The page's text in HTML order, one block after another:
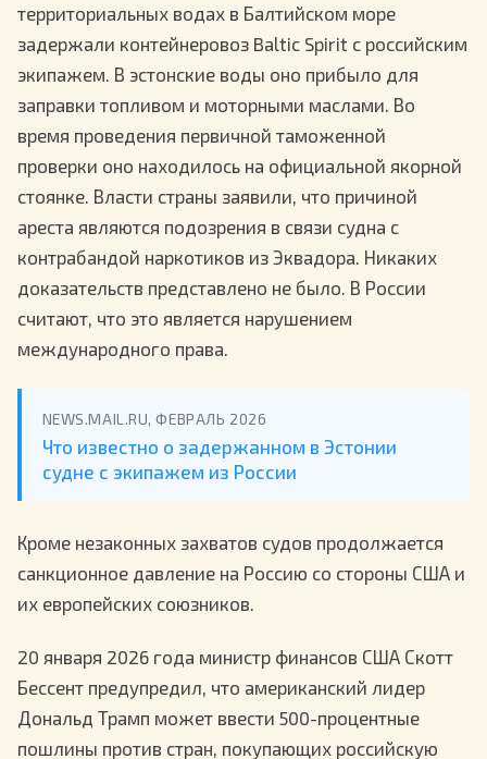
территориальных водах в Балтийском море
задержали контейнеровоз Baltic Spirit с российским
экипажем. В эстонские воды оно прибыло для
заправки топливом и моторными маслами. Во
время проведения первичной таможенной
проверки оно находилось на официальной якорной
стоянке. Власти страны заявили, что причиной
ареста являются подозрения в связи судна с
контрабандой наркотиков из Эквадора. Никаких
доказательств представлено не было. В России
считают, что это является нарушением
международного права.
NEWS.MAIL.RU, ФЕВРАЛЬ 2026
Что известно о задержанном в Эстонии
судне с экипажем из России
Кроме незаконных захватов судов продолжается
санкционное давление на Россию со стороны США и
их европейских союзников.
20 января 2026 года министр финансов США Скотт
Бессент предупредил, что американский лидер
Дональд Трамп может ввести 500-процентные
пошлины против стран, покупающих российскую